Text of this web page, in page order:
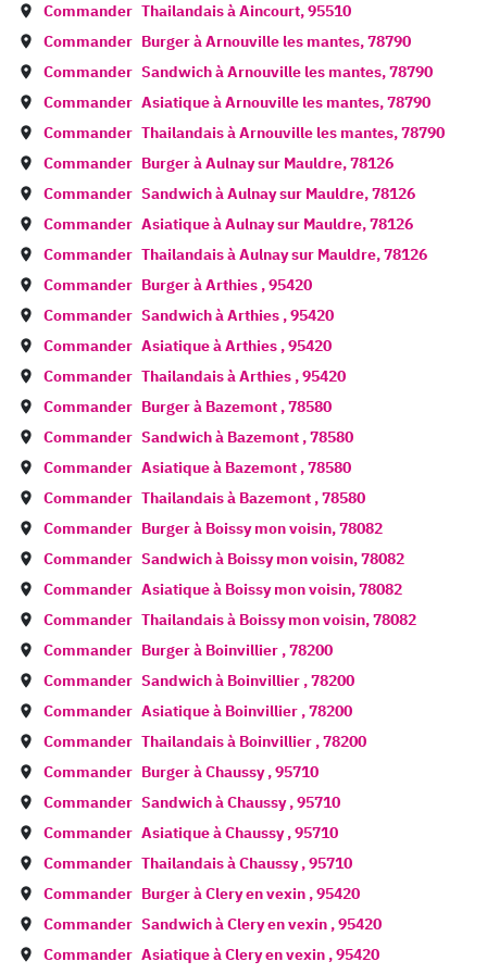
Commander Thailandais àAincourt,95510
Commander Burger àArnouville les mantes,78790
Commander Sandwich àArnouville les mantes,78790
Commander Asiatique àArnouville les mantes,78790
Commander Thailandais àArnouville les mantes,78790
Commander Burger àAulnay sur Mauldre,78126
Commander Sandwich àAulnay sur Mauldre,78126
Commander Asiatique àAulnay sur Mauldre,78126
Commander Thailandais àAulnay sur Mauldre,78126
Commander Burger àArthies ,95420
Commander Sandwich àArthies ,95420
Commander Asiatique àArthies ,95420
Commander Thailandais àArthies ,95420
Commander Burger à Bazemont ,78580
Commander Sandwich à Bazemont ,78580
Commander Asiatique à Bazemont ,78580
Commander Thailandais à Bazemont ,78580
Commander Burger à Boissy mon voisin,78082
Commander Sandwich à Boissy mon voisin,78082
Commander Asiatique à Boissy mon voisin,78082
Commander Thailandais à Boissy mon voisin,78082
Commander Burger à Boinvillier ,78200
Commander Sandwich à Boinvillier ,78200
Commander Asiatique à Boinvillier ,78200
Commander Thailandais à Boinvillier ,78200
Commander Burger àChaussy,95710
Commander Sandwich àChaussy,95710
Commander Asiatique àChaussy,95710
Commander Thailandais àChaussy,95710
Commander Burger àClery en vexin ,95420
Commander Sandwich àClery en vexin ,95420
Commander Asiatique àClery en vexin ,95420